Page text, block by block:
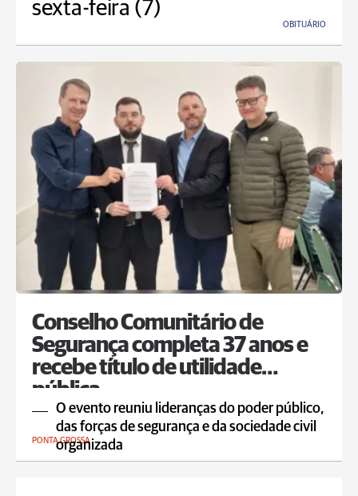
sexta-feira (7)
OBITUÁRIO
Conselho Comunitário de
Segurança completa 37 anos e
recebe título de utilidade
pública
O evento reuniu lideranças do poder público,
das forças de segurança e da sociedade civil
organizada
PONTA GROSSA